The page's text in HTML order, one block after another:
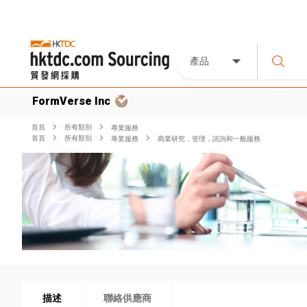
產品
FormVerse Inc
首頁 所有類別
專業服務
首頁
所有類別 專業服務 商業研究，管理，諮詢和一般服務
描述 聯絡供應商